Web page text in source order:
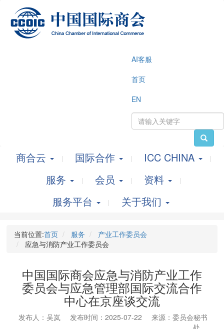
AI客服
首页
EN
商合云 国际合作
ICC CHINA
服务
会员
资料
服务平台
关于我们
当前位置:首页 服务
产业工作委员会
应急与消防产业工作委员会
中国国际商会应急与消防产业工作
委员会与应急管理部国际交流合作
中心在京座谈交流
发布人：吴岚 发布时间：2025-07-22
来源：委员会秘书
处